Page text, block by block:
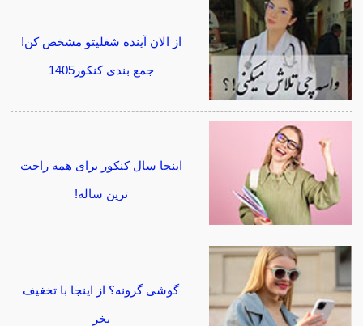
از الان آینده شغلیتو مشخص کن!
جمع بندی کنکور1405
اینجا سال کنکور برای همه راحت
ترین ساله!
گوشی گرونه؟ از اینجا با تخغیف
بخر